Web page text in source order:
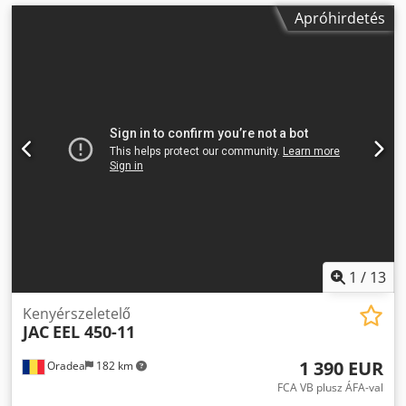
Apróhirdetés
1 / 13
Oradea 182 km
Kenyérszeletelő
JAC EEL 450-11
1 390 EUR
FCA VB plusz ÁFA-val